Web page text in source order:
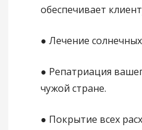
обеспечивает
● Лечение
● Репатриация
чужой стране.
● Покрытие всех